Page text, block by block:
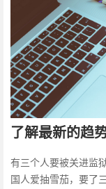
了解最新的趋
有三个人要被关进监
国人爱抽雪茄，要了